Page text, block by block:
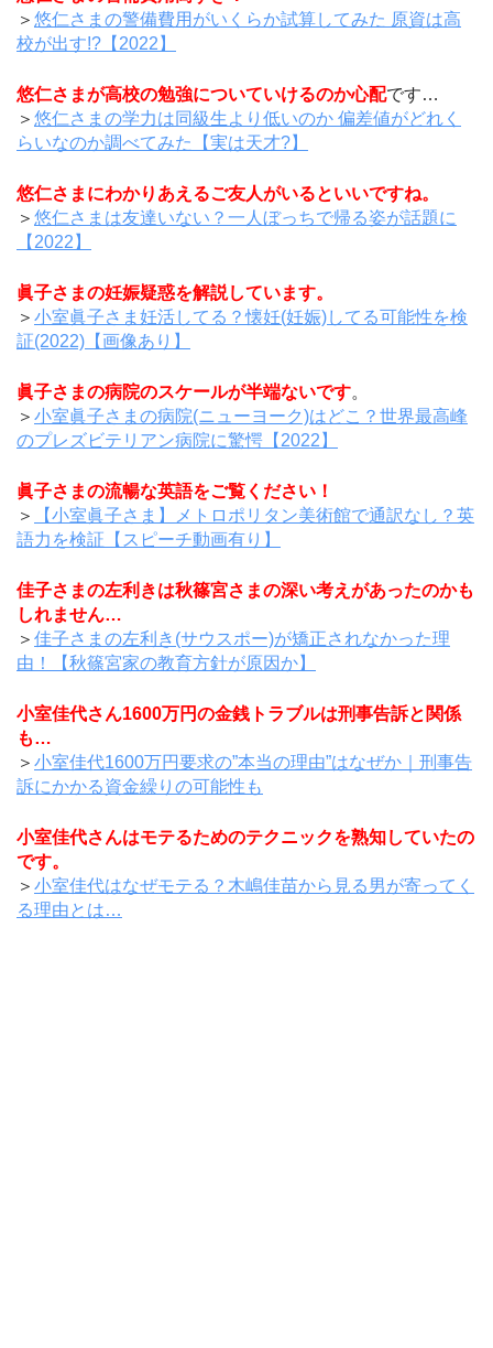
＞ 悠仁さまの警備費用がいくらか試算してみた 原資は高
校が出す!?【2022】
悠仁さまが高校の勉強についていけるのか心配です…
＞ 悠仁さまの学力は同級生より低いのか 偏差値がどれく
らいなのか調べてみた【実は天才?】
悠仁さまにわかりあえるご友人がいるといいですね。
＞ 悠仁さまは友達いない？一人ぼっちで帰る姿が話題に
【2022】
眞子さまの妊娠疑惑を解説しています。
＞ 小室眞子さま妊活してる？懐妊(妊娠)してる可能性を検
証(2022)【画像あり】
眞子さまの病院のスケールが半端ないです。
＞ 小室眞子さまの病院(ニューヨーク)はどこ？世界最高峰
のプレズビテリアン病院に驚愕【2022】
眞子さまの流暢な英語をご覧ください！
＞
【小室眞子さま】メトロポリタン美術館で通訳なし？英
語力を検証【スピーチ動画有り】
佳子さまの左利きは秋篠宮さまの深い考えがあったのかも
しれません…
＞ 佳子さまの左利き(サウスポー)が矯正されなかった理
由！【秋篠宮家の教育方針が原因か】
小室佳代さん1600万円の金銭トラブルは刑事告訴と関係
も…
＞ 小室佳代1600万円要求の”本当の理由”はなぜか｜刑事告
訴にかかる資金繰りの可能性も
小室佳代さんはモテるためのテクニックを熟知していたの
です。
＞ 小室佳代はなぜモテる？木嶋佳苗から見る男が寄ってく
る理由とは…